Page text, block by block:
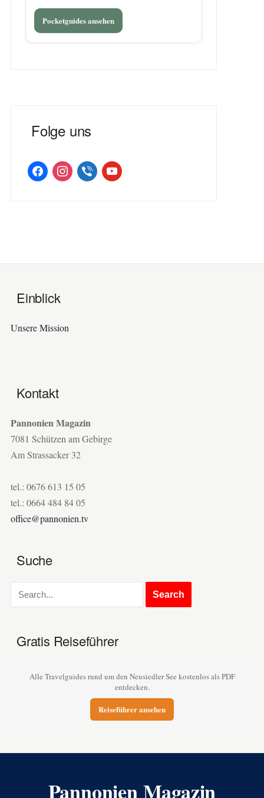
Pocketguides ansehen
Folge uns
facebookinstagramviber youtube
Einblick
Unsere Mission
Kontakt
Pannonien Magazin
7081 Schützen am Gebirge
Am Strassacker 32
tel.: 0676 613 15 05
tel.: 0664 484 84 05
office@pannonien.tv
Suche
Gratis Reiseführer
Alle Travelguides rund um den Neusiedler See kostenlos als PDF
entdecken.
Reiseführer ansehen
Pannonien Magazin